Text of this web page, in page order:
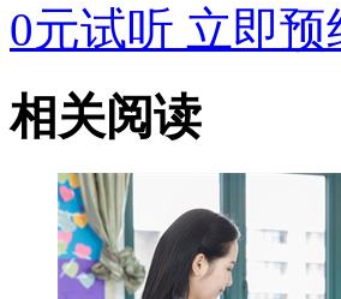
0元试听 立即预
相关阅读